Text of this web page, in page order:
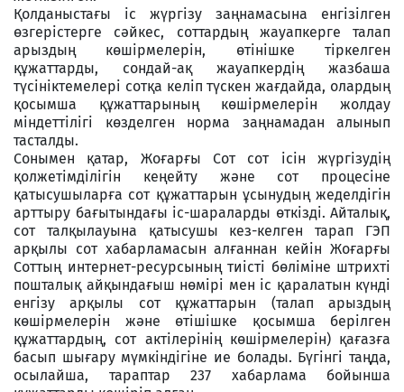
Қолданыстағы іс жүргізу заңнамасына енгізілген
өзгерістерге сәйкес, соттардың жауапкерге талап
арыздың көшірмелерін, өтінішке тіркелген
құжаттарды, сондай-ақ жауапкердің жазбаша
түсініктемелері сотқа келіп түскен жағдайда, олардың
қосымша құжаттарының көшірмелерін жолдау
міндеттілігі көзделген норма заңнамадан алынып
тасталды.
Сонымен қатар, Жоғарғы Сот сот ісін жүргізудің
қолжетімділігін кеңейту және сот процесіне
қатысушыларға сот құжаттарын ұсынудың жеделдігін
арттыру бағытындағы іс-шараларды өткізді. Айталық,
сот талқылауына қатысушы кез-келген тарап ГЭП
арқылы сот хабарламасын алғаннан кейін Жоғарғы
Соттың интернет-ресурсының тиісті бөліміне штрихті
пошталық айқындағыш нөмірі мен іс қаралатын күнді
енгізу арқылы сот құжаттарын (талап арыздың
көшірмелерін және өтішішке қосымша берілген
құжаттардың, сот актілерінің көшірмелерін) қағазға
басып шығару мүмкіндігіне ие болады. Бүгінгі таңда,
осылайша, тараптар 237 хабарлама бойынша